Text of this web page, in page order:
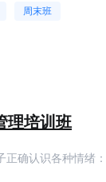
周末班
理培训班
正确认识各种情绪